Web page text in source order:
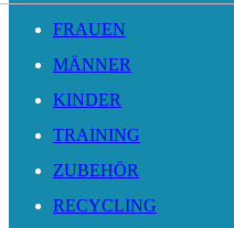
FRAUEN
MÄNNER
KINDER
TRAINING
ZUBEHÖR
RECYCLING